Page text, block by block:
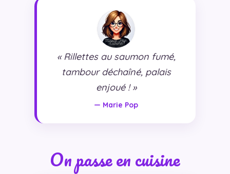
« Rillettes au saumon fumé,
tambour déchaîné, palais
enjoué ! »
— Marie Pop
On passe en cuisine